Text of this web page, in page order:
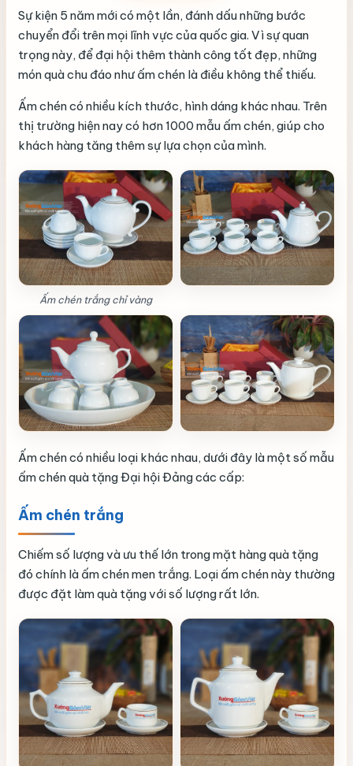
Sự kiện 5 năm mới có một lần, đánh dấu những bước
chuyển đổi trên mọi lĩnh vực của quốc gia. Vì sự quan
trọng này, để đại hội thêm thành công tốt đẹp, những
món quà chu đáo như ấm chén là điều không thể thiếu.
Ấm chén có nhiều kích thước, hình dáng khác nhau. Trên
thị trường hiện nay có hơn 1000 mẫu ấm chén, giúp cho
khách hàng tăng thêm sự lựa chọn của mình.
Ấm chén trắng chỉ vàng
Ấm chén có nhiều loại khác nhau, dưới đây là một số mẫu
ấm chén quà tặng Đại hội Đảng các cấp:
Ấm chén trắng
Chiếm số lượng và ưu thế lớn trong mặt hàng quà tặng
đó chính là ấm chén men trắng. Loại ấm chén này thường
được đặt làm quà tặng với số lượng rất lớn.